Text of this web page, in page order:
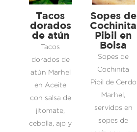
Tacos
dorados
de atún
Tacos
dorados de
atún Marhel
en Aceite
con salsa de
jitomate,
cebolla, ajo y
Sopes de
Cochinita
Pibil en
Bolsa
Sopes de
Cochinita
Pibil de Cerdo
Marhel,
servidos en
sopes de